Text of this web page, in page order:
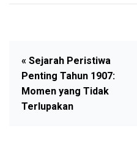
« Sejarah Peristiwa
Penting Tahun 1907:
Momen yang Tidak
Terlupakan